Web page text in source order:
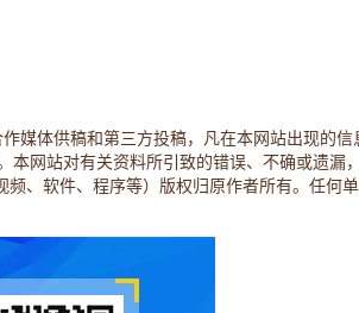
媒体供稿和第三方投稿，凡在本网站出现
网站对有关资料所引致的错误、不确或遗漏
、软件、程序等）版权归原作者所有。任